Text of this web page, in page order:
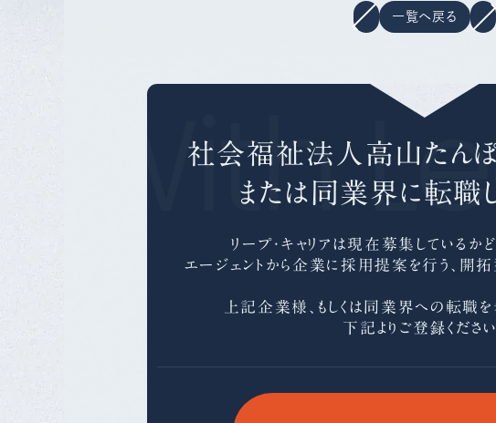
一覧へ戻る
社会福祉法人高山たん
または同業界に転職
リープ・キャリアは現在募集しているかど
エージェントから企業に採用提案を行う、
開拓
上記企業様、もしくは同業界への 転職を
下記よりご登録ください